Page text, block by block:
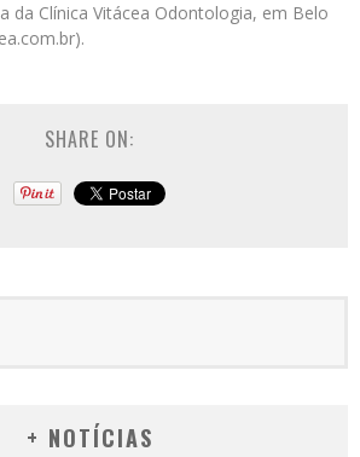
da Clínica Vitácea Odontologia, em Belo
SHARE ON:
+ NOTÍCIAS